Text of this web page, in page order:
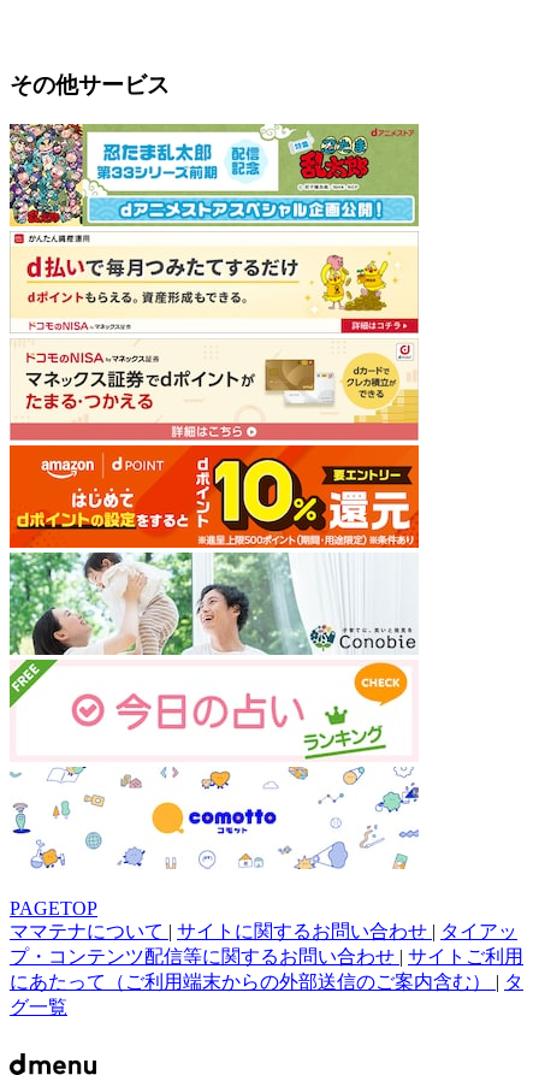
その他サービス
PAGETOP
ママテナについて | サイトに関するお問い合わせ | タイアッ
プ・コンテンツ配信等に関するお問い合わせ | サイトご利用
にあたって（ご利用端末からの外部送信のご案内含む） | タ
グ一覧